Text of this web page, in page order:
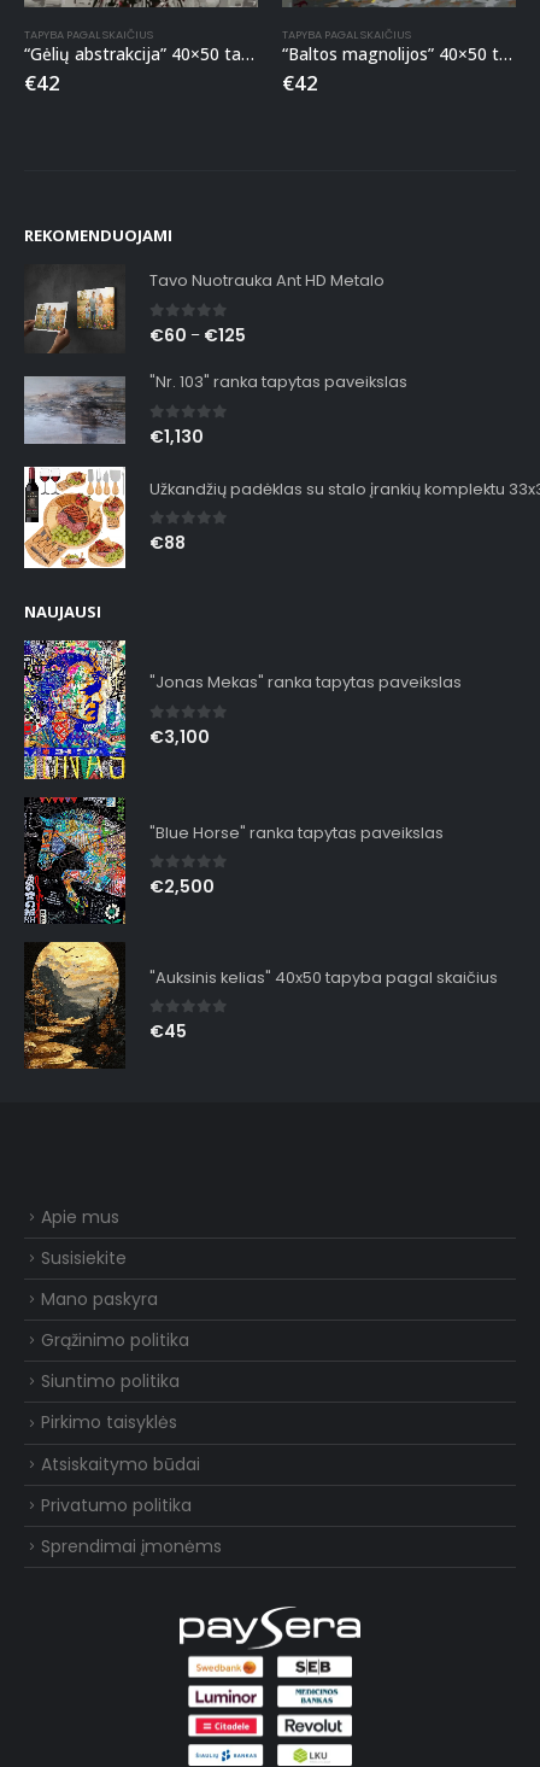
TAPYBA PAGAL SKAIČIUS
“Gėlių abstrakcija” 40×50 tapyba pagal skaičius
€42
TAPYBA PAGAL SKAIČIUS
“Baltos magnolijos” 40×50 tapyba pagal skaičius
€42
REKOMENDUOJAMI
Tavo Nuotrauka Ant HD Metalo
0out of 5
€60 – €125
"Nr. 103" ranka tapytas paveikslas
0out of 5
€1,130
Užkandžių padėklas su stalo įrankių komplektu
0out of 5
€88
NAUJAUSI
"Jonas Mekas" ranka tapytas paveikslas
0out of 5
€3,100
"Blue Horse" ranka tapytas paveikslas
0out of 5
€2,500
"Auksinis kelias" 40x50 tapyba pagal skaičius
0out of 5
€45
Apie mus
Susisiekite
Mano paskyra
Grąžinimo politika
Siuntimo politika
Pirkimo taisyklės
Atsiskaitymo būdai
Privatumo politika
Sprendimai įmonėms